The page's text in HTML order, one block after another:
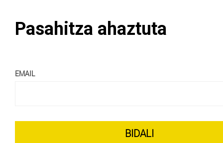
Pasahitza ahaztuta
EMAIL